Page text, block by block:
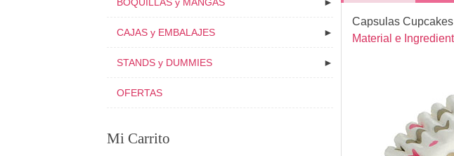
Capsulas
Material e
►
CAJAS y EMBALAJES
►
STANDS y DUMMIES
OFERTAS
Mi Carrito